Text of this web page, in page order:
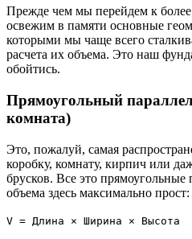
Прежде чем мы перейдем к
освежим в памяти основные
которыми мы чаще всего
расчета их объема. Это наш
обойтись.
Прямоугольный
комната)
Это, пожалуй, самая
коробку, комнату, кирпич или
брусков. Все это прямоугольные
объема здесь максимально прост:
V = Длина × Ширина × Высота